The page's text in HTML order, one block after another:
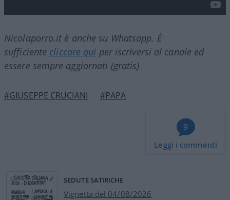
Nicolaporro.it è anche su Whatsapp. È
sufficiente cliccare qui per iscriversi al canale ed
essere sempre aggiornati (gratis)
#GIUSEPPE CRUCIANI #PAPA
9
Leggi i commenti
SEDUTE SATIRICHE
Vignetta del 04/08/2026